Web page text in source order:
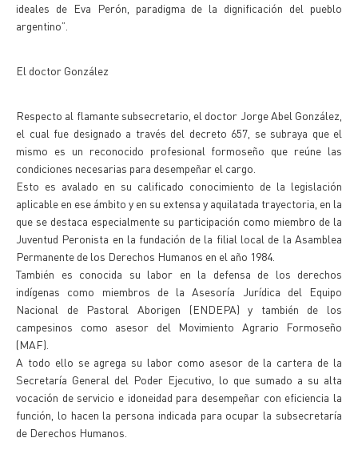
ideales de Eva Perón, paradigma de la dignificación del pueblo
argentino”.
El doctor González
Respecto al flamante subsecretario, el doctor Jorge Abel González,
el cual fue designado a través del decreto 657, se subraya que el
mismo es un reconocido profesional formoseño que reúne las
condiciones necesarias para desempeñar el cargo.
Esto es avalado en su calificado conocimiento de la legislación
aplicable en ese ámbito y en su extensa y aquilatada trayectoria, en la
que se destaca especialmente su participación como miembro de la
Juventud Peronista en la fundación de la filial local de la Asamblea
Permanente de los Derechos Humanos en el año 1984.
También es conocida su labor en la defensa de los derechos
indígenas como miembros de la Asesoría Jurídica del Equipo
Nacional de Pastoral Aborigen (ENDEPA) y también de los
campesinos como asesor del Movimiento Agrario Formoseño
(MAF).
A todo ello se agrega su labor como asesor de la cartera de la
Secretaría General del Poder Ejecutivo, lo que sumado a su alta
vocación de servicio e idoneidad para desempeñar con eficiencia la
función, lo hacen la persona indicada para ocupar la subsecretaría
de Derechos Humanos.